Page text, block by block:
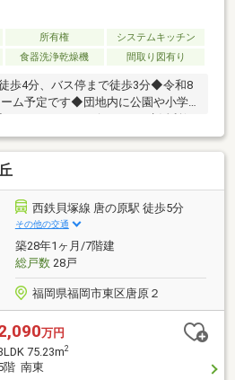
所有権
システムキッチン
食器洗浄乾燥機 間取り図有り
歩4分、バス停まで徒歩3分◆令和8
ム予定です◆団地内に公園や小学
です
西鉄貝塚線 唐の原駅 徒歩5分
その他の交通
築28年1ヶ月/7階建
総戸数28戸
福岡県福岡市東区唐原２
万円
75.23m2
階 南東